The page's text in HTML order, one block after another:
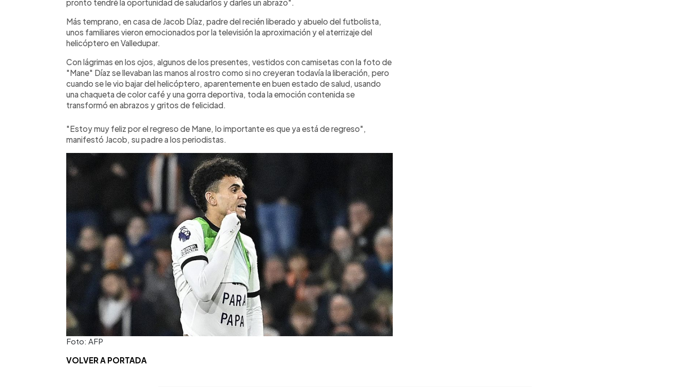
pronto tendré la oportunidad de saludarlos y darles un abrazo".
Más temprano, en casa de Jacob Díaz, padre del recién liberado y abuelo del futbolista,
unos familiares vieron emocionados por la televisión la aproximación y el aterrizaje del
helicóptero en Valledupar.
Con lágrimas en los ojos, algunos de los presentes, vestidos con camisetas con la foto de
"Mane" Díaz se llevaban las manos al rostro como si no creyeran todavía la liberación, pero
cuando se le vio bajar del helicóptero, aparentemente en buen estado de salud, usando
una chaqueta de color café y una gorra deportiva, toda la emoción contenida se
transformó en abrazos y gritos de felicidad.
"Estoy muy feliz por el regreso de Mane, lo importante es que ya está de regreso",
manifestó Jacob, su padre a los periodistas.
Foto: AFP
VOLVER A PORTADA